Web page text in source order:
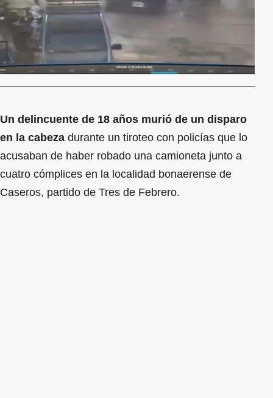
Un delincuente de 18 años murió de un disparo
en la cabeza durante un tiroteo con policías que lo
acusaban de haber robado una camioneta junto a
cuatro cómplices en la localidad bonaerense de
Caseros, partido de Tres de Febrero.